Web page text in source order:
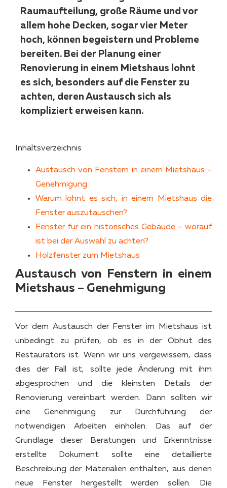
Raumaufteilung, große Räume und vor
allem hohe Decken, sogar vier Meter
hoch, können begeistern und Probleme
bereiten. Bei der Planung einer
Renovierung in einem Mietshaus lohnt
es sich, besonders auf die Fenster zu
achten, deren Austausch sich als
kompliziert erweisen kann.
Inhaltsverzeichnis
Austausch von Fenstern in einem Mietshaus –
Genehmigung
Warum lohnt es sich, in einem Mietshaus die
Fenster auszutauschen?
Fenster für ein historisches Gebäude – worauf
ist bei der Auswahl zu achten?
Holzfenster zum Mietshaus
Austausch von Fenstern in einem
Mietshaus – Genehmigung
Vor dem Austausch der Fenster im Mietshaus ist
unbedingt zu prüfen, ob es in der Obhut des
Restaurators ist. Wenn wir uns vergewissern, dass
dies der Fall ist, sollte jede Änderung mit ihm
abgesprochen und die kleinsten Details der
Renovierung vereinbart werden. Dann sollten wir
eine Genehmigung zur Durchführung der
notwendigen Arbeiten einholen. Das auf der
Grundlage dieser Beratungen und Erkenntnisse
erstellte Dokument sollte eine detaillierte
Beschreibung der Materialien enthalten, aus denen
neue Fenster hergestellt werden sollen. Die